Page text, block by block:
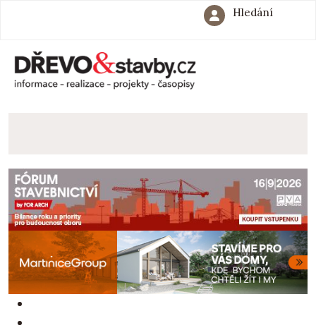
Hledání